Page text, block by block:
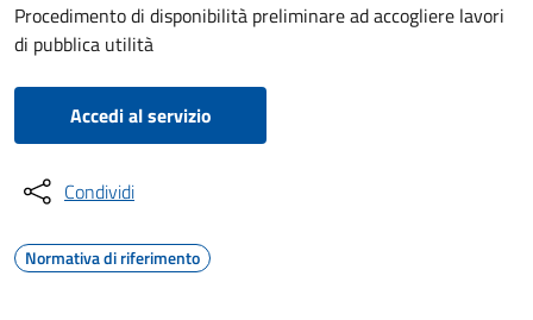
Procedimento di disponibilità preliminare ad accogliere lavori
di pubblica utilità
Accedi al servizio
Condividi
Normativa di riferimento